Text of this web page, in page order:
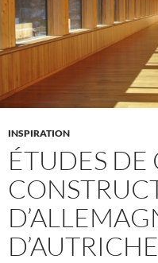
INSPIRATION
ÉTUDES DE
D’AUTRICHE